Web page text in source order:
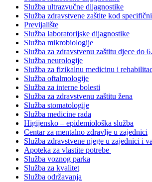
Služba ultrazvučne dijagnostike
Služba zdravstvene zaštite kod
Previjalište
Služba laboratorijske dijagnostike
Služba mikrobiologije
Služba za zdravstvenu zaštitu djece do
Služba neurologije
Služba za fizikalnu medicinu i
Služba oftalmologije
Služba za interne bolesti
Služba za zdravstvenu zaštitu žena
Služba stomatologije
Služba medicine rada
Higijensko – epidemiološka služba
Centar za mentalno zdravlje u zajednici
Služba zdravstvene njege u zajednici i
Apoteka za vlastite potrebe
Služba voznog parka
Služba za kvalitet
Služba održavanja